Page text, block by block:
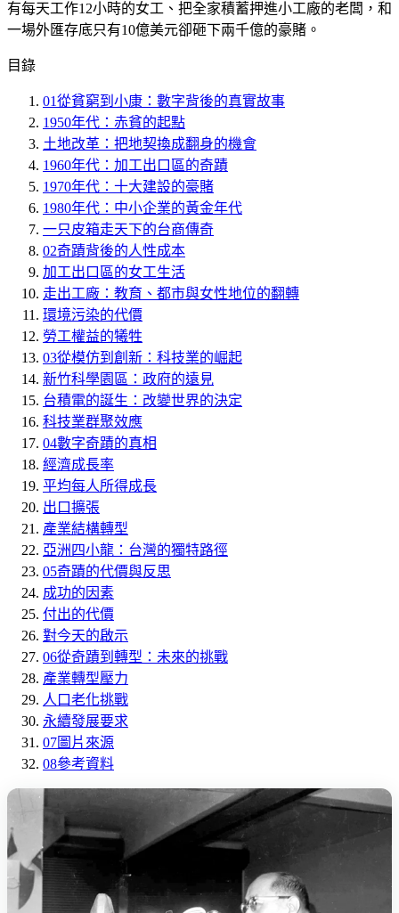
有每天工作12小時的女工、把全家積蓄押進小工廠的老闆，和
一場外匯存底只有10億美元卻砸下兩千億的豪賭。
目錄
01從貧窮到小康：數字背後的真實故事
1950年代：赤貧的起點
土地改革：把地契換成翻身的機會
1960年代：加工出口區的奇蹟
1970年代：十大建設的豪賭
1980年代：中小企業的黃金年代
一只皮箱走天下的台商傳奇
02奇蹟背後的人性成本
加工出口區的女工生活
走出工廠：教育、都市與女性地位的翻轉
環境污染的代價
勞工權益的犧牲
03從模仿到創新：科技業的崛起
新竹科學園區：政府的遠見
台積電的誕生：改變世界的決定
科技業群聚效應
04數字奇蹟的真相
經濟成長率
平均每人所得成長
出口擴張
產業結構轉型
亞洲四小龍：台灣的獨特路徑
05奇蹟的代價與反思
成功的因素
付出的代價
對今天的啟示
06從奇蹟到轉型：未來的挑戰
產業轉型壓力
人口老化挑戰
永續發展要求
07圖片來源
08參考資料